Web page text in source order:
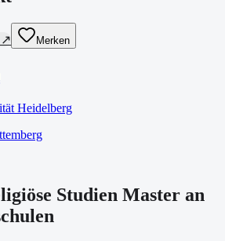
↗ Merken
Heidelberg
Studien Master an